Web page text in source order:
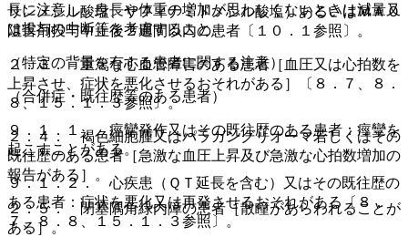
長に注意し、身長や体重の増加が思わしくないときは減量又
は投与の中断等を考慮すること。
（特定の背景を有する患者に関する注意）
（合併症・既往歴等のある患者）
９．１．１． 痙攣発作又はその既往歴のある患者：痙攣を
起こすことがある。
９．１．２． 心疾患（ＱＴ延長を含む）又はその既往歴の
ある患者：症状を悪化又は再発させるおそれがある〔８．
７、８．８、１５．１．３参照〕。
リンメシル酸塩、サフィナミドメシル酸塩）あるいはＭＡＯ
阻害剤投与中止後２週間以内の患者〔１０．１参照〕。
２．３． 重篤な心血管障害のある患者［血圧又は心拍数を
上昇させ、症状を悪化させるおそれがある］〔８．７、８．
８、１５．１．３参照〕。
２．４． 褐色細胞腫又はパラガングリオーマ若しくはその
既往歴のある患者［急激な血圧上昇及び急激な心拍数増加の
報告がある］。
２．５． 閉塞隅角緑内障の患者［散瞳があらわれることが
ある］。